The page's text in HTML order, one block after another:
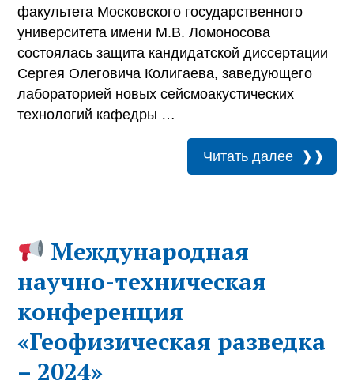
факультета Московского государственного
университета имени М.В. Ломоносова
состоялась защита кандидатской диссертации
Сергея Олеговича Колигаева, заведующего
лабораторией новых сейсмоакустических
технологий кафедры …
Читать далее
Международная
научно-техническая
конференция
«Геофизическая разведка
– 2024»